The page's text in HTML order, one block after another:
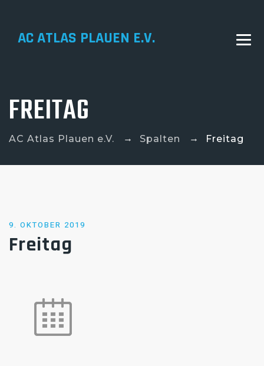
AC ATLAS PLAUEN E.V.
FREITAG
AC Atlas Plauen e.V. → Spalten → Freitag
POSTED
ON
9. OKTOBER 2019
Freitag